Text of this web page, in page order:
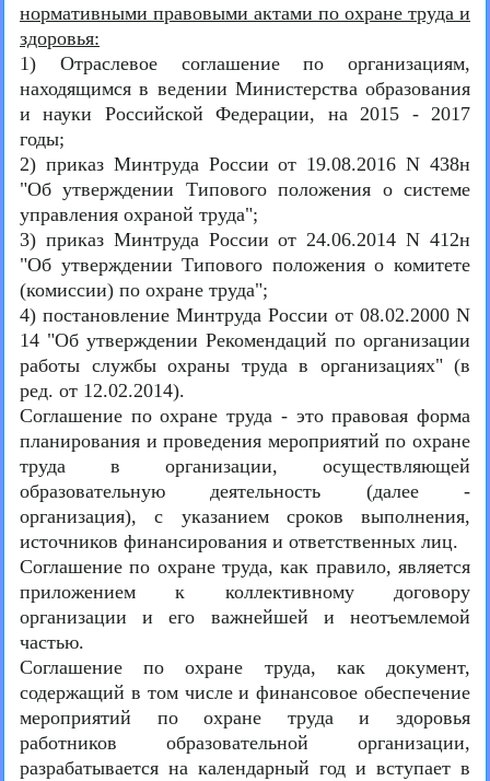
нормативными правовыми актами по охране труда и
здоровья:
1) Отраслевое соглашение по организациям,
находящимся в ведении Министерства образования
и науки Российской Федерации, на 2015 - 2017
годы;
2) приказ Минтруда России от 19.08.2016 N 438н
"Об утверждении Типового положения о системе
управления охраной труда";
3) приказ Минтруда России от 24.06.2014 N 412н
"Об утверждении Типового положения о комитете
(комиссии) по охране труда";
4) постановление Минтруда России от 08.02.2000 N
14 "Об утверждении Рекомендаций по организации
работы службы охраны труда в организациях" (в
ред. от 12.02.2014).
Соглашение по охране труда - это правовая форма
планирования и проведения мероприятий по охране
труда в организации, осуществляющей
образовательную деятельность (далее -
организация), с указанием сроков выполнения,
источников финансирования и ответственных лиц.
Соглашение по охране труда, как правило, является
приложением к коллективному договору
организации и его важнейшей и неотъемлемой
частью.
Соглашение по охране труда, как документ,
содержащий в том числе и финансовое обеспечение
мероприятий по охране труда и здоровья
работников образовательной организации,
разрабатывается на календарный год и вступает в